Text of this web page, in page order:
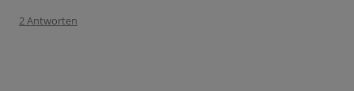
2 Antworten